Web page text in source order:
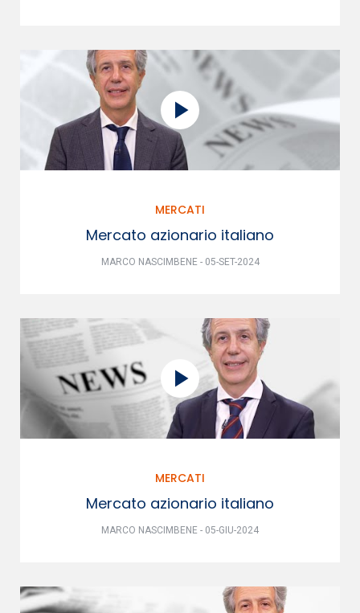
MERCATI
Mercato azionario italiano
MARCO NASCIMBENE - 05-SET-2024
MERCATI
Mercato azionario italiano
MARCO NASCIMBENE - 05-GIU-2024